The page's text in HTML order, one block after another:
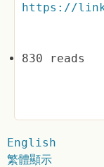
https://
830 reads
English
繁體顯示